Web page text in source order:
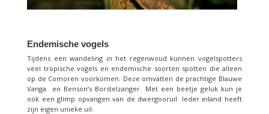
Endemische vogels
Tijdens een wandeling in het regenwoud kunnen vogelspotters
veel tropische vogels en endemische soorten spotten die alleen
op de Comoren voorkomen. Deze omvatten de prachtige Blauwe
Vanga en Benson’s Borstelzanger. Met een beetje geluk kun je
ook een glimp opvangen van de dwergooruil. Ieder eiland heeft
zijn eigen unieke uil.